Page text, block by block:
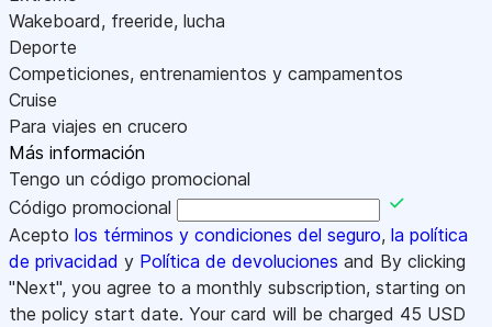
Wakeboard, freeride, lucha
Deporte
Competiciones, entrenamientos y campamentos
Cruise
Para viajes en crucero
Más información
Tengo un código promocional
Código promocional
Acepto los términos y condiciones del seguro, la política
de privacidad y Política de devoluciones and By clicking
"Next", you agree to a monthly subscription, starting on
the policy start date. Your card will be charged 45 USD